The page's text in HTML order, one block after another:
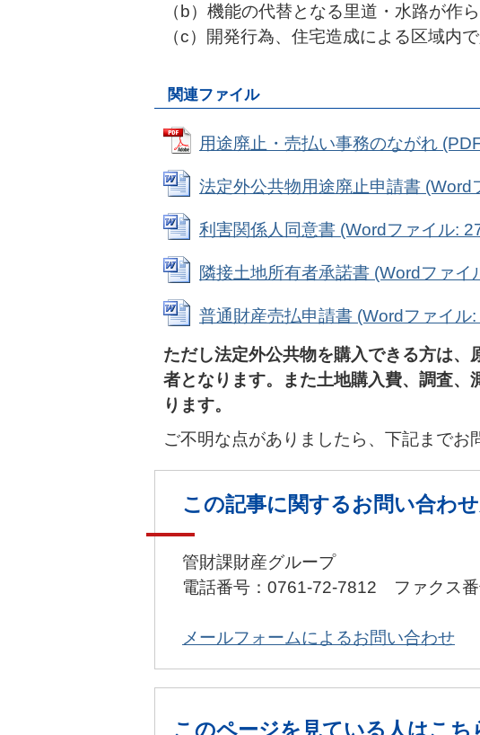
（b）機能の代替となる里道・水路が作
（c）開発行為、住宅造成による区域内
関連ファイル
用途廃止・売払い事務のながれ
法定外公共物用途廃止申請書 (Word
利害関係人同意書 (Wordファイル:
隣接土地所有者承諾書 (Wordファイ
普通財産売払申請書 (Wordファイル
ただし法定外公共物を購入できる方は
者となります。また土地購入費、調査
ります。
ご不明な点がありましたら、下記までお
この記事に関するお問い合わ
管財課財産グループ
電話番号：0761-72-7812 ファクス
メールフォームによるお問い合わせ
このページを見ている人はこち